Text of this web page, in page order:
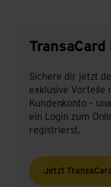
Sichere dir jetzt
exklusive Vorteile
Kundenkonto –
ein Login zum
registrierst.
Jetzt